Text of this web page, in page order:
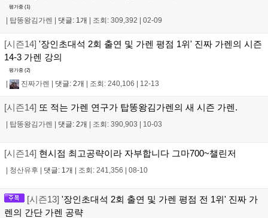
평가중 (1)
탑똥왕김가렌 댓글: 1개 조회: 309,392 02-09
[시즌14] '장인초대석 2회 출연 및 가렌 평점 1위' 진짜 가렌의 시즌
14-3 가렌 강의
평가중 (2)
| 진짜가렌 | 댓글: 2개 | 조회: 240,106 | 12-13
[시즌14] 또 적는 가렌 연구가 탑똥왕김가렌의 새 시즌 가렌.
| 탑똥왕김가렌 | 댓글: 2개 | 조회: 390,903 | 10-03
[시즌14] 현시점 최고공략이라 자부합니다 그마700~챌린저
| 청산유후 | 댓글: 1개 | 조회: 241,356 | 08-10
[시즌13] '장인초대석 2회 출연 및 가렌 평점 전 1위' 진짜 가
렌의 간단 가렌 공략